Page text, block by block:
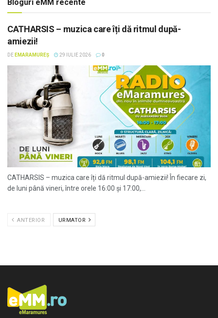
Bloguri eMM recente
CATHARSIS – muzica care îți dă ritmul după-
amiezii!
DE EMARAMUREȘ 29 IULIE 2026 0
CATHARSIS – muzica care îți dă ritmul după-amiezii! În fiecare zi,
de luni până vineri, între orele 16:00 și 17:00,...
ANTERIOR URMATOR